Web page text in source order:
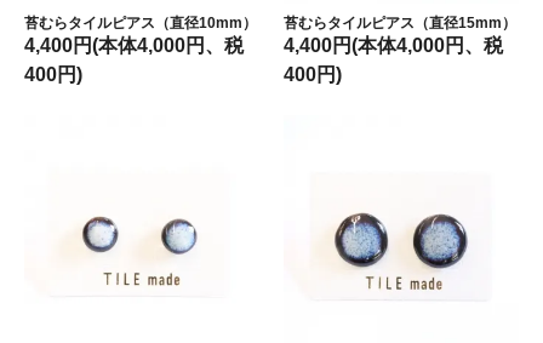
苔むらタイルピアス（直径10mm）
4,400円(本体4,000円、税
400円)
苔むらタイルピアス（直径15mm）
4,400円(本体4,000円、税
400円)